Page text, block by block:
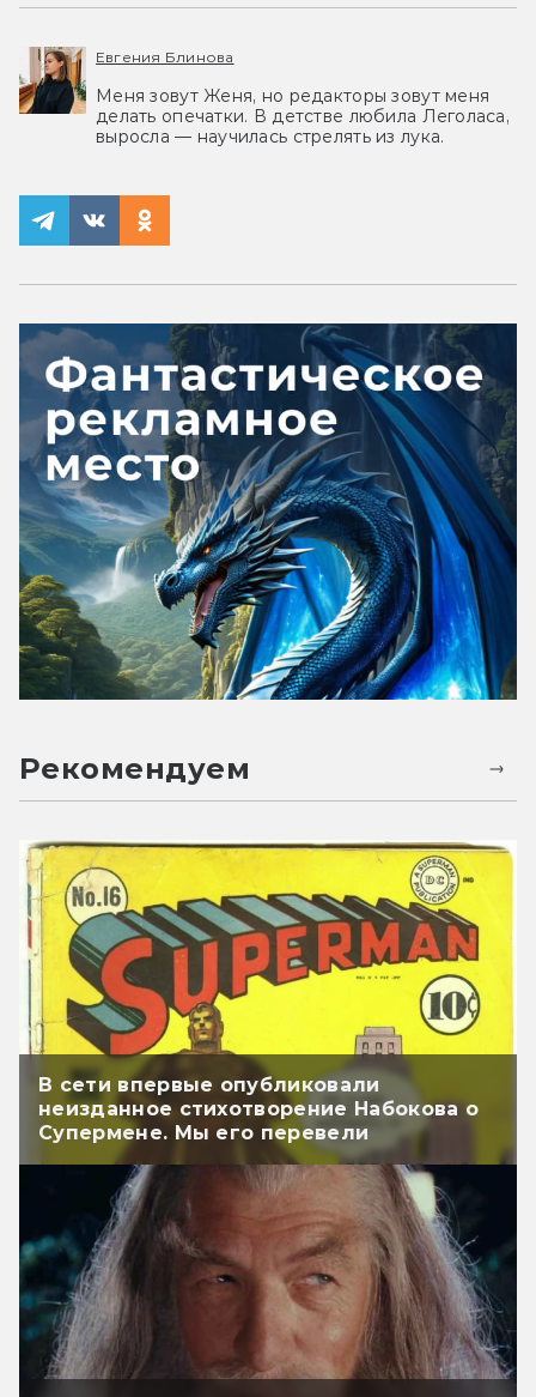
Евгения Блинова
Меня зовут Женя, но редакторы зовут меня
делать опечатки. В детстве любила Леголаса,
выросла — научилась стрелять из лука.
Рекомендуем
В сети впервые опубликовали
неизданное стихотворение Набокова о
Супермене. Мы его перевели